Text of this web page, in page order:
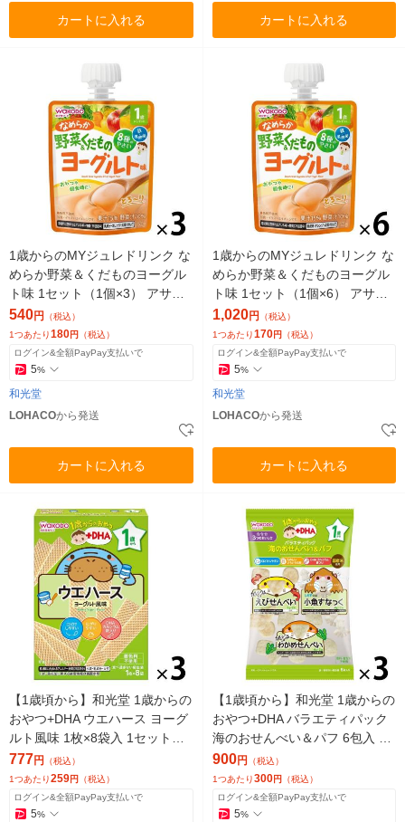
カートに入れる カートに入れる
1歳からのMYジュレドリンク な
めらか野菜＆くだものヨーグル
ト味 1セット（1個×3） アサヒ
グループ食品
540円 （税込）
1つあたり180円 （税込）
ログイン&全額PayPay支払いで
5%
和光堂
LOHACOから発送
カートに入れる
1歳からのMYジュレドリンク な
めらか野菜＆くだものヨーグル
ト味 1セット（1個×6） アサヒ
グループ食品
1,020円 （税込）
1つあたり170円 （税込）
ログイン&全額PayPay支払いで
5%
和光堂
LOHACOから発送
カートに入れる
【1歳頃から】和光堂 1歳からの
おやつ+DHA ウエハース ヨーグ
ルト風味 1枚×8袋入 1セット（1
個×3） アサヒグループ食品
777円
（税込）
1つあたり259円 （税込）
ログイン&全額PayPay支払いで
5%
【1歳頃から】和光堂 1歳からの
おやつ+DHA バラエティパック
海のおせんべい＆パフ 6包入 1
セット（3個）
900円
（税込）
1つあたり300円 （税込）
ログイン&全額PayPay支払いで
5%